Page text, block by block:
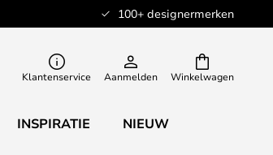
100+ designermerken
Winkelwagen
Klantenservice Aanmelden
INSPIRATIE NIEUW